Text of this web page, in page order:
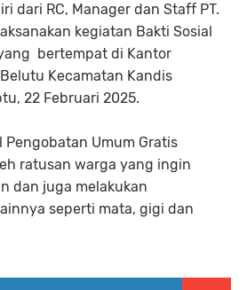
dari RC, Manager dan Staff PT.
kegiatan Bakti Sosial
bertempat di Kantor
Kecamatan Kandis
22 Februari 2025.
Pengobatan Umum Gratis
ratusan warga yang ingin
dan juga melakukan
seperti mata, gigi dan